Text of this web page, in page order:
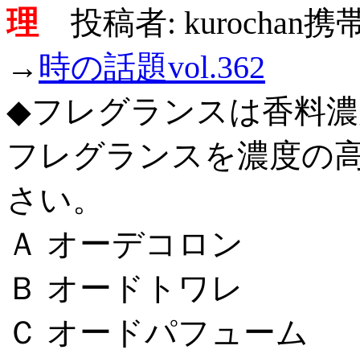
理 投稿者: kurochan
→ 時の話題vol.362
◆フレグランスは香料
フレグランスを濃度の
さい。
Ａ オーデコロン
Ｂ オードトワレ
Ｃ オードパフューム